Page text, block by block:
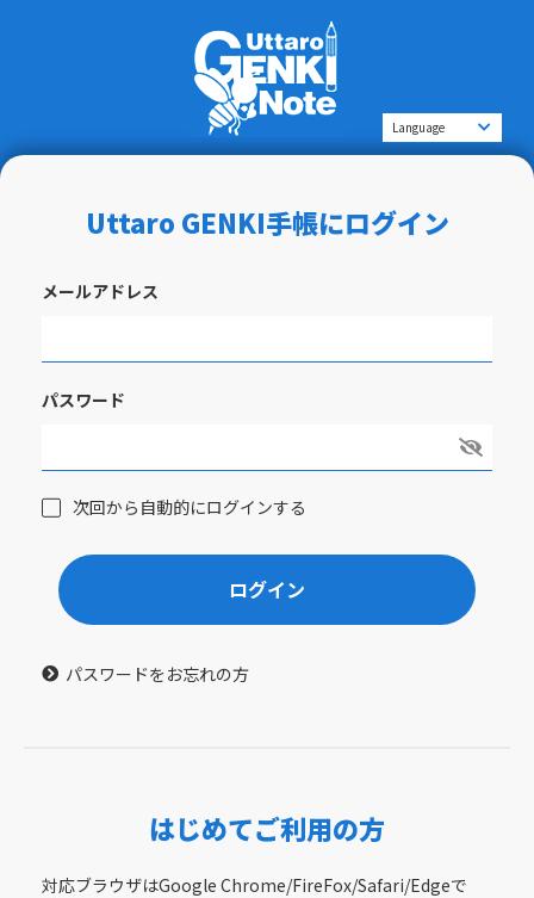
Uttaro GENKI手帳にログイン
メールアドレス
パスワード
次回から自動的にログインする
ログイン
パスワードをお忘れの方
はじめてご利用の方
対応ブラウザはGoogle Chrome/FireFox/Safari/Edgeで